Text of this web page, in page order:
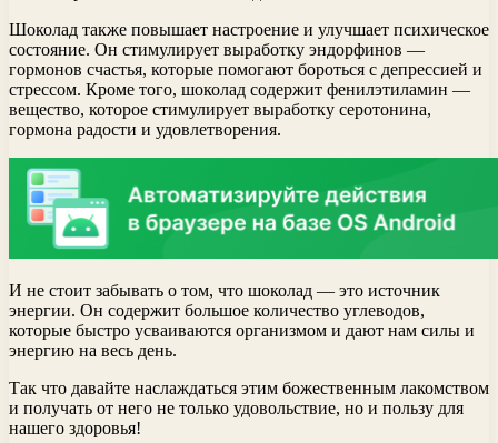
Шоколад также повышает настроение и улучшает психическое
состояние. Он стимулирует выработку эндорфинов —
гормонов счастья, которые помогают бороться с депрессией и
стрессом. Кроме того, шоколад содержит фенилэтиламин —
вещество, которое стимулирует выработку серотонина,
гормона радости и удовлетворения.
И не стоит забывать о том, что шоколад — это источник
энергии. Он содержит большое количество углеводов,
которые быстро усваиваются организмом и дают нам силы и
энергию на весь день.
Так что давайте наслаждаться этим божественным лакомством
и получать от него не только удовольствие, но и пользу для
нашего здоровья!